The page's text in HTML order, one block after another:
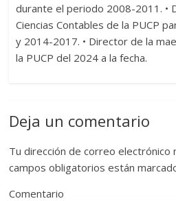
durante el periodo 2008-2011. •
Ciencias Contables de la PUCP
y 2014-2017. • Director de la
la PUCP del 2024 a la fecha.
Deja un comentario
Tu dirección de correo electrónico
campos obligatorios están
Comentario